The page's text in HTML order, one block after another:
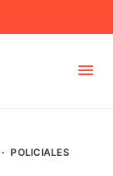
· POLICIALES